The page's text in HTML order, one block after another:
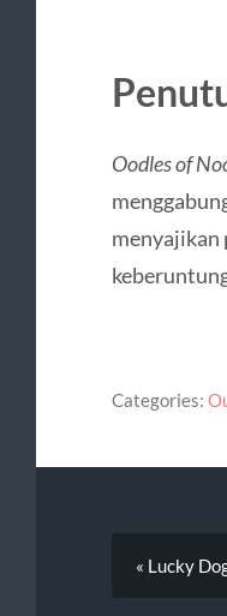
Oodles of
menyajikan
Categories:
« Lucky